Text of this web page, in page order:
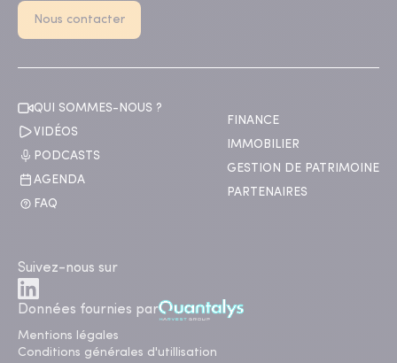
Nous contacter
QUI SOMMES-NOUS ?
VIDÉOS
PODCASTS
AGENDA
FAQ
FINANCE
IMMOBILIER
GESTION DE PATRIMOINE
PARTENAIRES
Suivez-nous sur
Données fournies par
Mentions légales
Conditions générales d'utillisation